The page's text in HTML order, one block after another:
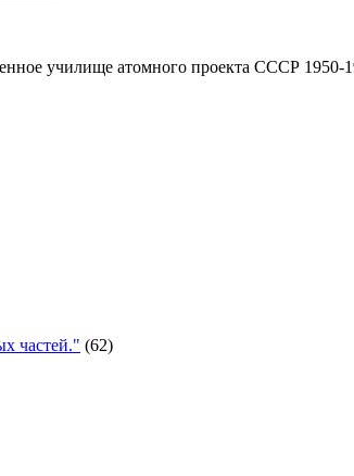
училище атомного проекта СССР 1950-
частей." (62)